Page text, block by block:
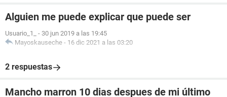
Alguien me puede explicar que puede ser
Usuario_1_ - 30 jun 2019 a las 19:45
Mayoskauseche - 16 dic 2021 a las 03:20
2 respuestas
Mancho marron 10 dias despues de mi último